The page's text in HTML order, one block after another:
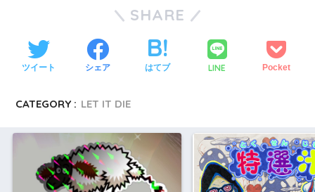
SHARE
ツイート シェア はてブ LINE Pocket
CATEGORY : LET IT DIE